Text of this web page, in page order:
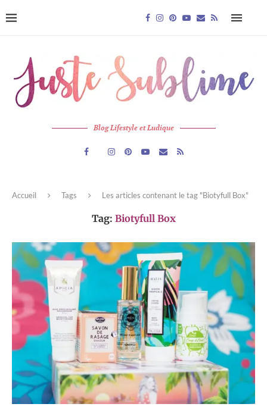
Blog Lifestyle et Ludique
Accueil Tags Les articles contenant le tag "Biotyfull Box"
Tag: Biotyfull Box